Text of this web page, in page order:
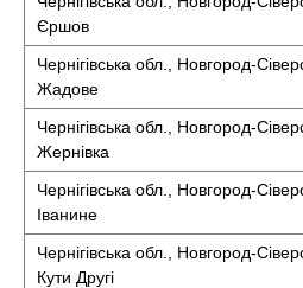
Єршов
Чернігівська обл., Новгород-
Жадове
Чернігівська обл., Новгород-
Жернівка
Чернігівська обл., Новгород-
Іванине
Чернігівська обл., Новгород-
Кути Другі